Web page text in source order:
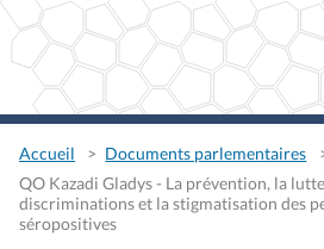
Accueil
Documents parlementaires
QO Kazadi Gladys - La prévention, la
discriminations et la stigmatisation des
séropositives